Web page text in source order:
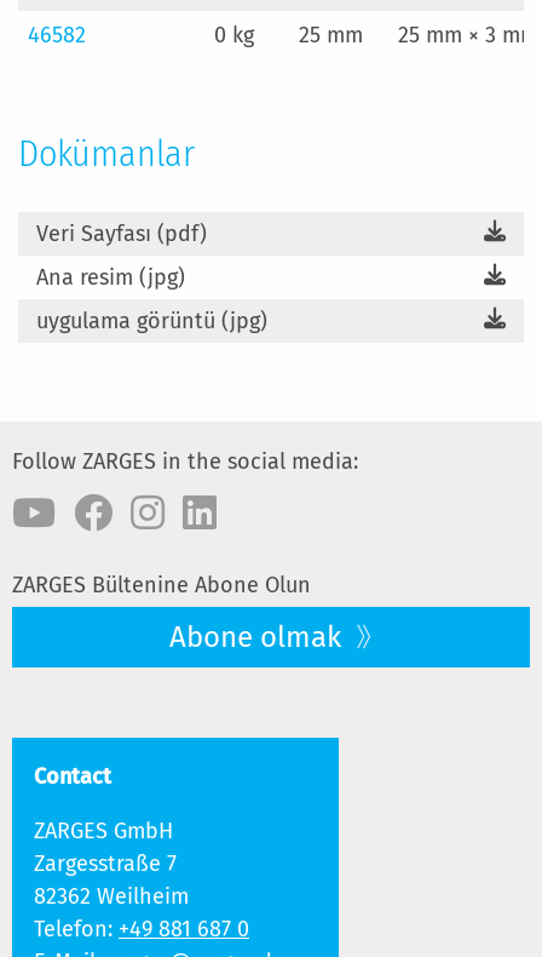
46582
0 kg 25 mm 25 mm × 3 mm
Dokümanlar
Veri Sayfası (pdf)
Ana resim (jpg)
uygulama görüntü (jpg)
Follow ZARGES in the social media:
ZARGES Bültenine Abone Olun
Abone olmak
Contact
ZARGES GmbH
Zargesstraße 7
82362 Weilheim
Telefon: +49 881 687 0